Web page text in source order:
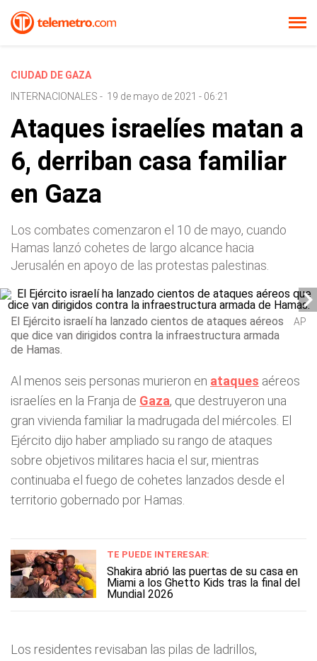
CIUDAD DE GAZA
INTERNACIONALES - 19 de mayo de 2021 - 06:21
Ataques israelíes matan a
6, derriban casa familiar
en Gaza
Los combates comenzaron el 10 de mayo, cuando
Hamas lanzó cohetes de largo alcance hacia
Jerusalén en apoyo de las protestas palestinas.
El Ejército israelí ha lanzado cientos de ataques aéreos
que dice van dirigidos contra la infraestructura armada
de Hamas.
AP
Al menos seis personas murieron en ataques aéreos
israelíes en la Franja de Gaza, que destruyeron una
gran vivienda familiar la madrugada del miércoles. El
Ejército dijo haber ampliado su rango de ataques
sobre objetivos militares hacia el sur, mientras
continuaba el fuego de cohetes lanzados desde el
territorio gobernado por Hamas.
TE PUEDE INTERESAR:
Shakira abrió las puertas de su casa en
Miami a los Ghetto Kids tras la final del
Mundial 2026
Los residentes revisaban las pilas de ladrillos,